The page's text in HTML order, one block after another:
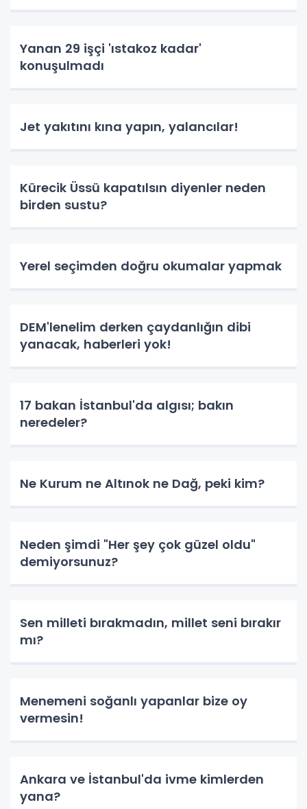
Yanan 29 işçi 'ıstakoz kadar'
konuşulmadı
Jet yakıtını kına yapın, yalancılar!
Kürecik Üssü kapatılsın diyenler neden
birden sustu?
Yerel seçimden doğru okumalar yapmak
DEM'lenelim derken çaydanlığın dibi
yanacak, haberleri yok!
17 bakan İstanbul'da algısı; bakın
neredeler?
Ne Kurum ne Altınok ne Dağ, peki kim?
Neden şimdi "Her şey çok güzel oldu"
demiyorsunuz?
Sen milleti bırakmadın, millet seni bırakır
mı?
Menemeni soğanlı yapanlar bize oy
vermesin!
Ankara ve İstanbul'da ivme kimlerden
yana?